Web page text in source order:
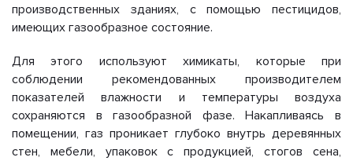
производственных зданиях, с помощью пестицидов,
имеющих газообразное состояние.
Для этого используют химикаты, которые при
соблюдении рекомендованных производителем
показателей влажности и температуры воздуха
сохраняются в газообразной фазе. Накапливаясь в
помещении, газ проникает глубоко внутрь деревянных
стен, мебели, упаковок с продукцией, стогов сена,